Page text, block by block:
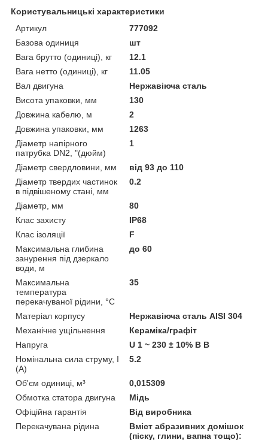
Користувальницькі характеристики
Артикул
777092
Базова одиниця
шт
Вага брутто (одиниці), кг
12.1
Вага нетто (одиниці), кг
11.05
Вал двигуна
Нержавіюча сталь
Висота упаковки, мм
130
Довжина кабелю, м
2
Довжина упаковки, мм
1263
Діаметр напірного
патрубка DN2, "(дюйм)
1
Діаметр свердловини, мм
від 93 до 110
Діаметр твердих частинок
в підвішеному стані, мм
0.2
Діаметр, мм
80
Клас захисту
IP68
Клас ізоляції
F
Максимальна глибина
занурення під дзеркало
води, м
до 60
Максимальна
температура
перекачуваної рідини, °C
35
Матеріал корпусу
Нержавіюча сталь AISI 304
Механічне ущільнення
Кераміка/графіт
Напруга
U 1 ~ 230 ± 10% В В
Номінальна сила струму, I
(А)
5.2
Об'єм одиниці, м³
0,015309
Обмотка статора двигуна
Мідь
Офіційна гарантія
Від виробника
Перекачувана рідина
Вміст абразивних домішок
(піску, глини, вапна тощо):